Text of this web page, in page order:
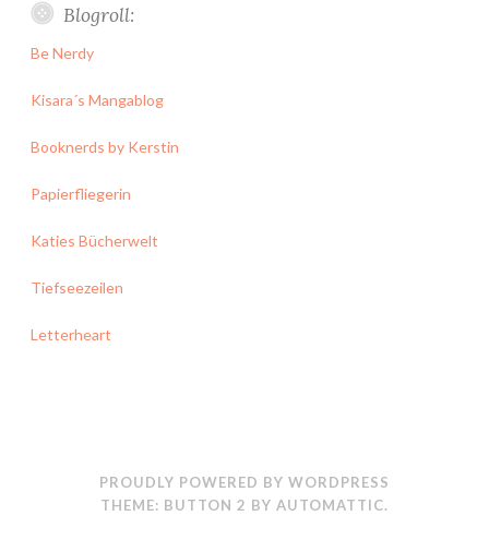
Blogroll:
Be Nerdy
Kisara´s Mangablog
Booknerds by Kerstin
Papierfliegerin
Katies Bücherwelt
Tiefseezeilen
Letterheart
PROUDLY POWERED BY WORDPRESS
THEME: BUTTON 2 BY AUTOMATTIC.